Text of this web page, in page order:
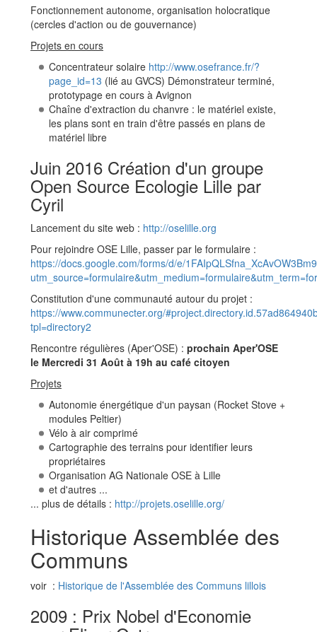
Fonctionnement autonome, organisation holocratique
(cercles d'action ou de gouvernance)
Projets en cours
Concentrateur solaire http://www.osefrance.fr/?
page_id=13 (lié au GVCS) Démonstrateur terminé,
prototypage en cours à Avignon
Chaîne d'extraction du chanvre : le matériel existe,
les plans sont en train d'être passés en plans de
matériel libre
Juin 2016 Création d'un groupe
Open Source Ecologie Lille par
Cyril
Lancement du site web : http://oselille.org
Pour rejoindre OSE Lille, passer par le formulaire :
https://docs.google.com/forms/d/e/
Constitution d'une communauté autour du projet :
https://www.communecter.org/
tpl=directory2
Rencontre régulières (Aper'OSE) : prochain Aper'OSE
le Mercredi 31 Août à 19h au café citoyen
Projets
Autonomie énergétique d'un paysan (Rocket Stove +
modules Peltier)
Vélo à air comprimé
Cartographie des terrains pour identifier leurs
propriétaires
Organisation AG Nationale OSE à Lille
et d'autres ...
... plus de détails : http://projets.oselille.org/
Historique Assemblée des
Communs
voir : Historique de l'Assemblée des Communs lillois
2009 : Prix Nobel d'Economie